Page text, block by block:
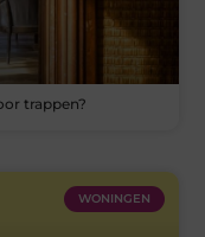
trappen?
WONINGEN